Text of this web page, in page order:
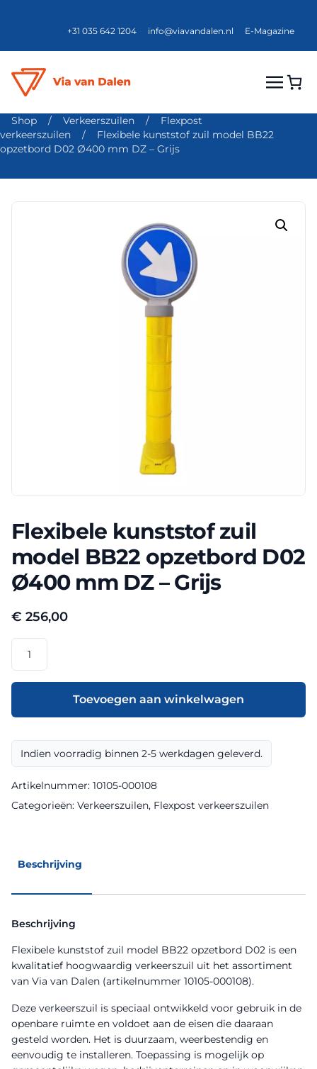
+31 035 642 1204 info@viavandalen.nl E-Magazine
Shop / Verkeerszuilen /
Flexpost
verkeerszuilen
/
Flexibele kunststof zuil model BB22
opzetbord D02 Ø400 mm DZ – Grijs
Flexibele kunststof zuil
model BB22 opzetbord D02
Ø400 mm DZ – Grijs
€ 256,00
kunststof
zuil
BB22
D02
Ø400
mm
DZ
Toevoegen aan winkelwagen
Indien voorradig binnen 2-5 werkdagen geleverd.
Artikelnummer: 10105-000108
Categorieën: Verkeerszuilen, Flexpost verkeerszuilen
Beschrijving
Beschrijving
Flexibele kunststof zuil model BB22 opzetbord D02 is een
kwalitatief hoogwaardig verkeerszuil uit het assortiment
van Via van Dalen (artikelnummer 10105-000108).
Deze verkeerszuil is speciaal ontwikkeld voor gebruik in de
openbare ruimte en voldoet aan de eisen die daaraan
gesteld worden. Het is duurzaam, weerbestendig en
eenvoudig te installeren. Toepassing is mogelijk op